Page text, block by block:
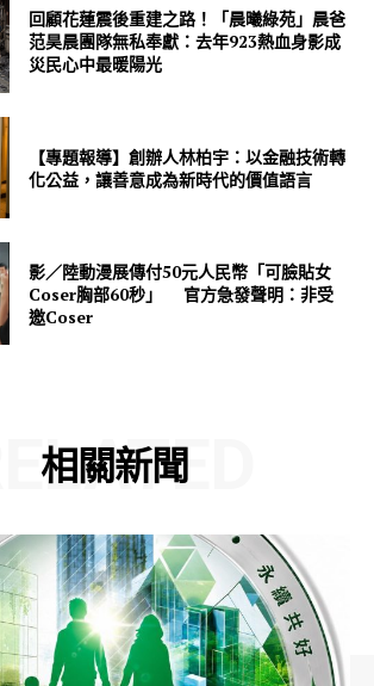
回顧花蓮震後重建之路！「晨曦綠苑」晨爸
范昊晨團隊無私奉獻：去年923熱血身影成
災民心中最暖陽光
【專題報導】創辦人林柏宇：以金融技術轉
化公益，讓善意成為新時代的價值語言
影／陸動漫展傳付50元人民幣「可臉貼女
Coser胸部60秒」 官方急發聲明：非受
邀Coser
相關新聞
RELATED